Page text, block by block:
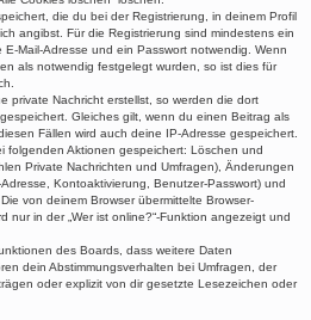
die du bei der Registrierung, in deinem Profil
angibst. Für die Registrierung sind mindestens ein
Mail-Adresse und ein Passwort notwendig. Wenn
als notwendig festgelegt wurden, so ist dies für
private Nachricht erstellst, so werden die dort
Gleiches gilt, wenn du einen Beitrag als
Fällen wird auch deine IP-Adresse gespeichert.
folgenden Aktionen gespeichert: Löschen und
Private Nachrichten und Umfragen), Änderungen
Kontoaktivierung, Benutzer-Passwort) und
von deinem Browser übermittelte Browser-
nur in der „Wer ist online?“-Funktion angezeigt und
des Boards, dass weitere Daten
dein Abstimmungsverhalten bei Umfragen, der
oder explizit von dir gesetzte Lesezeichen oder